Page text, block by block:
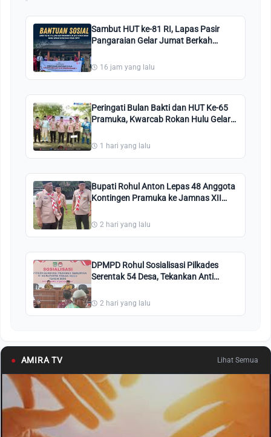
Sambut HUT ke-81 RI, Lapas Pasir
Pangaraian Gelar Jumat Berkah
Warga Kurang Mampu
16 jam yang lalu
Peringati Bulan Bakti dan HUT Ke-65
Pramuka, Kwarcab Rokan Hulu Gelar
1 hari yang lalu
Bupati Rohul Anton Lepas 48 Anggota
Kontingen Pramuka ke Jamnas XII
2 hari yang lalu
DPMPD Rohul Sosialisasi Pilkades
Serentak 54 Desa, Tekankan Anti
2 hari yang lalu
● AMIRA TV Lihat Semua